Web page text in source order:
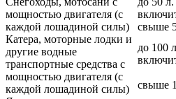
мощностью двигателя (с
каждой лошадиной силы)
свыше
Катера, моторные лодки и
другие водные
транспортные средства с
мощностью двигателя (с
каждой лошадиной силы)
до 100
свыше